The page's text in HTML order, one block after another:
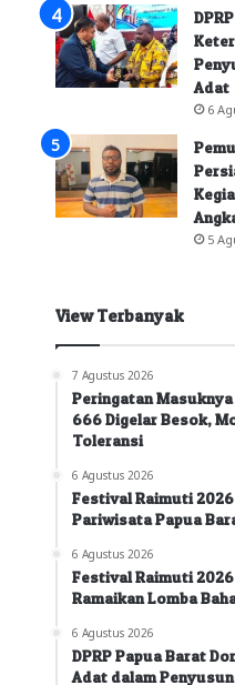
Adat
6
5
View Terbanyak
7 Agustus 2026
Peringatan
666 Digelar Besok,
Toleransi
6 Agustus 2026
Festival Raimuti
Pariwisata Papua
6 Agustus 2026
Festival Raimuti 2026
Ramaikan Lomba
6 Agustus 2026
DPRP Papua Barat
Adat dalam